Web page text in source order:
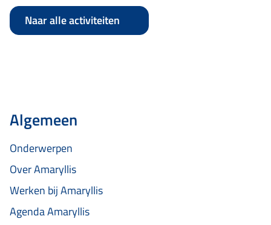
Buurtservicepunt.
Lees meer
Naar alle activiteiten
Algemeen
Onderwerpen
Over Amaryllis
Werken bij Amaryllis
Agenda Amaryllis